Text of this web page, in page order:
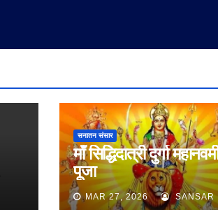
सनातन संसार
माँ सिद्धिदात्री दुर्गा महानवमी
पूजा
MAR 27, 2026 SANSAR